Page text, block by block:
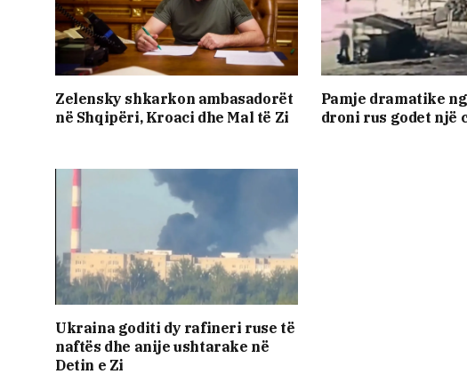
Zelensky shkarkon ambasadorët
në Shqipëri, Kroaci dhe Mal të Zi
Pamje dramatike
droni rus godet një
Ukraina goditi dy rafineri ruse të
naftës dhe anije ushtarake në
Detin e Zi